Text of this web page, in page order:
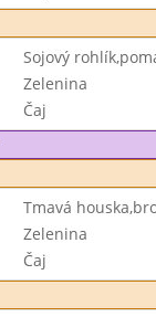
Sojový
Zelenina
Čaj
Tmavá
Zelenina
Čaj